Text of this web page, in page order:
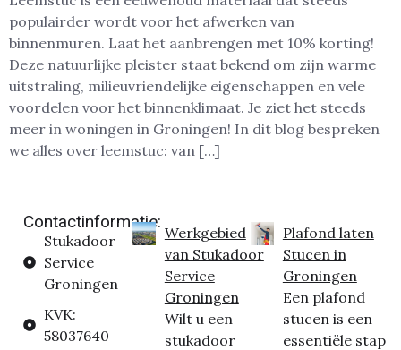
populairder wordt voor het afwerken van
binnenmuren. Laat het aanbrengen met 10% korting!
Deze natuurlijke pleister staat bekend om zijn warme
uitstraling, milieuvriendelijke eigenschappen en vele
voordelen voor het binnenklimaat. Je ziet het steeds
meer in woningen in Groningen! In dit blog bespreken
we alles over leemstuc: van […]
Contactinformatie:
Stukadoor
Service
Groningen
KVK:
58037640
Werkgebied
van Stukadoor
Service
Groningen
Wilt u een
stukadoor
Plafond laten
Stucen in
Groningen
Een plafond
stucen is een
essentiële stap